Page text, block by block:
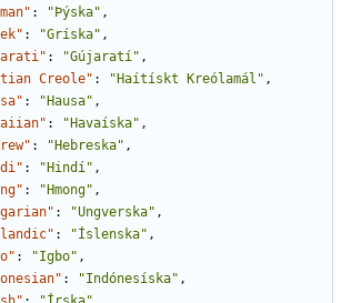
: "Þýska" ,
: "Gríska" ,
: "Gújaratí" ,
Creole" : "Haítískt Kreólamál" ,
: "Hausa" ,
: "Havaíska" ,
: "Hebreska" ,
: "Hindí" ,
: "Hmong" ,
: "Ungverska" ,
: "Íslenska" ,
: "Igbo" ,
: "Indónesíska" ,